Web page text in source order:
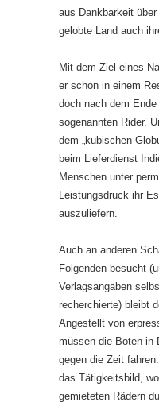
aus Dankbarkeit
gelobte Land auch
Mit dem Ziel eines
er schon in einem
doch nach dem
sogenannten Rider.
dem „kubischen
beim Lieferdienst
Menschen unter
Leistungsdruck ihr
auszuliefern.
Auch an anderen
Folgenden besucht
Verlagsangaben
recherchierte) bleibt
Angestellt von
müssen die Boten in
gegen die Zeit
das Tätigkeitsbild,
gemieteten Rädern